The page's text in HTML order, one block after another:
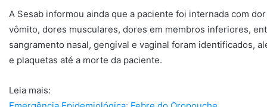
A Sesab informou ainda que a paciente foi internada com
vômito, dores musculares, dores em membros inferiores,
sangramento nasal, gengival e vaginal foram identificados,
e plaquetas até a morte da paciente.
Leia mais: